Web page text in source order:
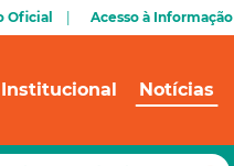
Oficial Acesso à Informação
Institucional Notícias